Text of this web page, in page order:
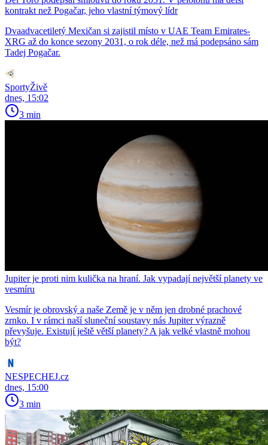
kontrakt než Pogačar, jeho vlastní týmový lídr
Dvaadvacetiletý Mexičan si zajistil místo v UAE Team Emirates-
XRG až do konce sezony 2031, o rok déle, než má podepsáno sám
Tadej Pogačar.
SportyŽivě
dnes, 15:02
3 min
Jupiter je proti nim kulička na hraní. Jak vypadají největší planety ve
vesmíru
Vesmír je obrovský a naše Země je v něm jen drobné prachové
zrnko. I v rámci naší sluneční soustavy nás Jupiter výrazně
převyšuje. Existují ještě větší planety? A jak velké vlastně mohou
být?
NESPECHEJ.cz
dnes, 15:00
3 min